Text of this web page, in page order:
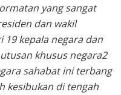
yang sangat
dan wakil
kepala negara dan
khusus negara2
sahabat ini terbang
kesibukan di tengah